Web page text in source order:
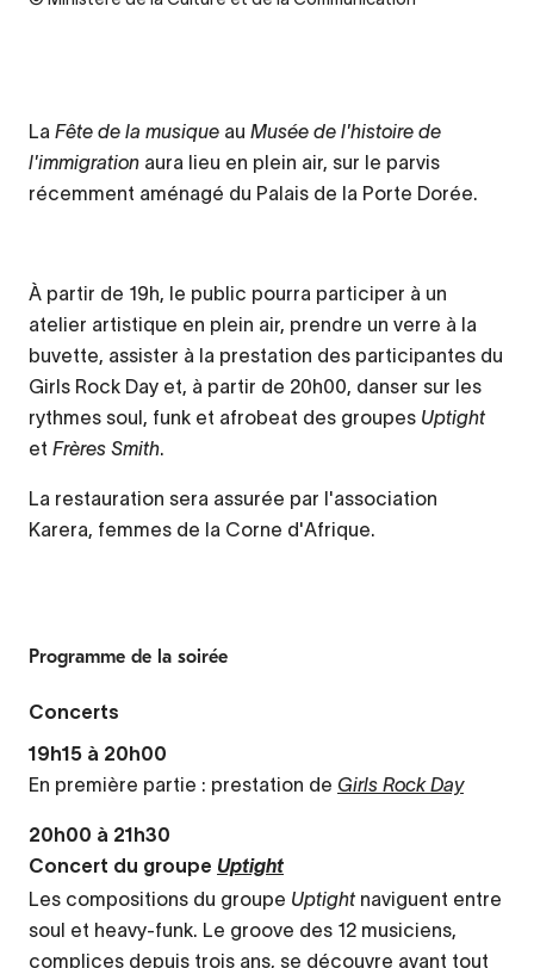
La Fête de la musique au Musée de l'histoire de
l'immigration aura lieu en plein air, sur le parvis
récemment aménagé du Palais de la Porte Dorée.
À partir de 19h, le public pourra participer à un
atelier artistique en plein air, prendre un verre à la
buvette, assister à la prestation des participantes du
Girls Rock Day et, à partir de 20h00, danser sur les
rythmes soul, funk et afrobeat des groupes Uptight
et Frères Smith.
La restauration sera assurée par l'association
Karera, femmes de la Corne d'Afrique.
Programme de la soirée
Concerts
19h15 à 20h00
En première partie : prestation de Girls Rock Day
20h00 à 21h30
Concert du groupe Uptight
Les compositions du groupe Uptight naviguent entre
soul et heavy-funk. Le groove des 12 musiciens,
complices depuis trois ans, se découvre avant tout